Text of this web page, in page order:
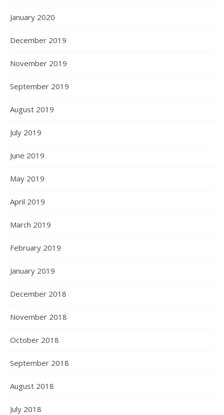
January 2020
December 2019
November 2019
September 2019
August 2019
July 2019
June 2019
May 2019
April 2019
March 2019
February 2019
January 2019
December 2018
November 2018
October 2018
September 2018
August 2018
July 2018